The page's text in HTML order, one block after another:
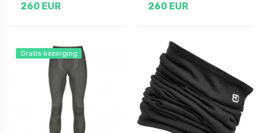
260 EUR 260 EUR
Gratis bezorging